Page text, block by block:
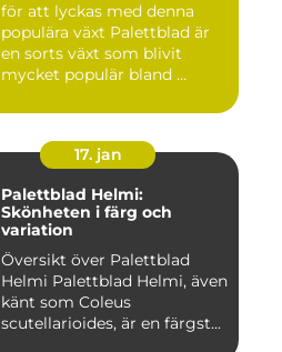
för att lyckas med denna
populära växt Palettblad är
en sorts växt som blivit
mycket populär bland ...
17. jan
Palettblad Helmi:
Skönheten i färg och
variation
Översikt över Palettblad
Helmi Palettblad Helmi, även
känt som Coleus
scutellarioides, är en färgst...